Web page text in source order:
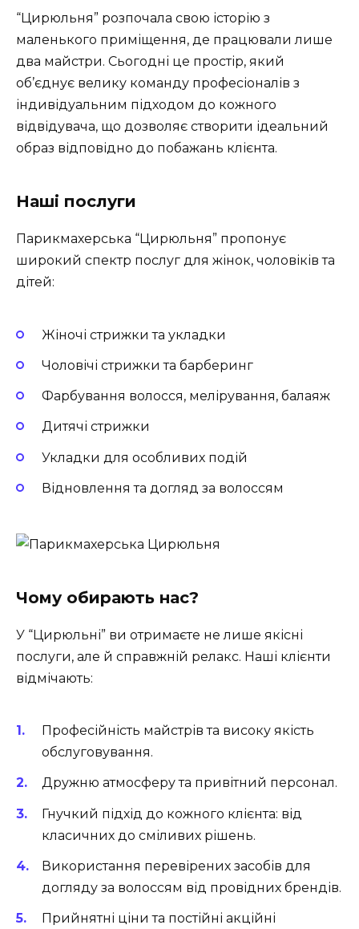
“Цирюльня” розпочала свою історію з
маленького приміщення, де працювали лише
два майстри. Сьогодні це простір, який
об’єднує велику команду професіоналів з
індивідуальним підходом до кожного
відвідувача, що дозволяє створити ідеальний
образ відповідно до побажань клієнта.
Наші послуги
Парикмахерська “Цирюльня” пропонує
широкий спектр послуг для жінок, чоловіків та
дітей:
Жіночі стрижки та укладки
Чоловічі стрижки та барберинг
Фарбування волосся, мелірування, балаяж
Дитячі стрижки
Укладки для особливих подій
Відновлення та догляд за волоссям
Чому обирають нас?
У “Цирюльні” ви отримаєте не лише якісні
послуги, але й справжній релакс. Наші клієнти
відмічають:
Професійність майстрів та високу якість
обслуговування.
Дружню атмосферу та привітний персонал.
Гнучкий підхід до кожного клієнта: від
класичних до сміливих рішень.
Використання перевірених засобів для
догляду за волоссям від провідних брендів.
Прийнятні ціни та постійні акційні